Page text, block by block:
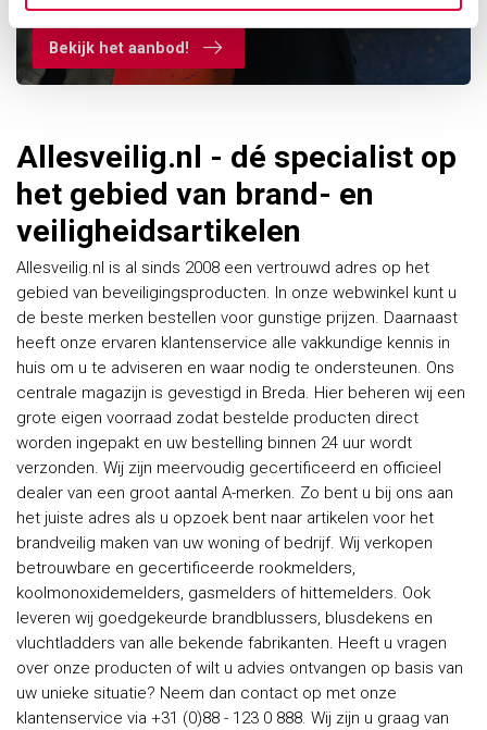
Bekijk het aanbod!
Allesveilig.nl - dé specialist op
het gebied van brand- en
veiligheidsartikelen
Allesveilig.nl is al sinds 2008 een vertrouwd adres op het
gebied van beveiligingsproducten. In onze webwinkel kunt u
de beste merken bestellen voor gunstige prijzen. Daarnaast
heeft onze ervaren klantenservice alle vakkundige kennis in
huis om u te adviseren en waar nodig te ondersteunen. Ons
centrale magazijn is gevestigd in Breda. Hier beheren wij een
grote eigen voorraad zodat bestelde producten direct
worden ingepakt en uw bestelling binnen 24 uur wordt
verzonden. Wij zijn meervoudig gecertificeerd en officieel
dealer van een groot aantal A-merken. Zo bent u bij ons aan
het juiste adres als u opzoek bent naar artikelen voor het
brandveilig maken van uw woning of bedrijf. Wij verkopen
betrouwbare en gecertificeerde rookmelders,
koolmonoxidemelders, gasmelders of hittemelders. Ook
leveren wij goedgekeurde brandblussers, blusdekens en
vluchtladders van alle bekende fabrikanten. Heeft u vragen
over onze producten of wilt u advies ontvangen op basis van
uw unieke situatie? Neem dan contact op met onze
klantenservice via +31 (0)88 - 123 0 888. Wij zijn u graag van